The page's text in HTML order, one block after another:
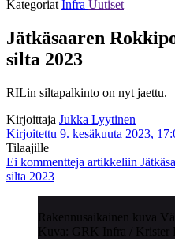
Kategoriat Infra Uutiset
Jätkäsaaren
silta 2023
RILin siltapalkinto on nyt jaettu.
Kirjoittaja Jukka Lyytinen
Kirjoitettu 9. kesäkuuta 2023,
Tilaajille
Ei kommentteja artikkeliin
silta 2023
Rakennusaikainen kuva
Kuva: GRK Infra / Krister